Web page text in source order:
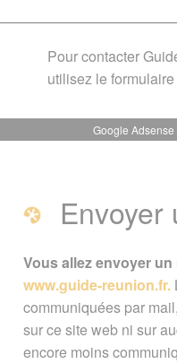
Pour contacter
utilisez le
Google
Envoyer
Vous allez envoyer
www.guide-reunion.fr.
communiquées par
sur ce site web ni sur
encore moins